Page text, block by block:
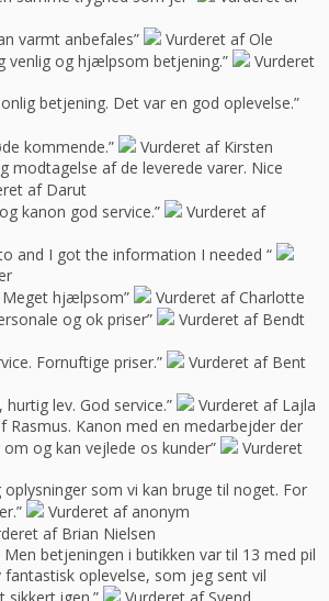
varmt anbefales”
Vurderet af Ole
venlig og hjælpsom betjening.”
Vurderet
betjening. Det var en god oplevelse.”
kommende.”
Vurderet af Kirsten
modtagelse af de leverede varer. Nice
af Darut
kanon god service.”
Vurderet af
and I got the information I needed “
Meget hjælpsom”
Vurderet af Charlotte
og ok priser”
Vurderet af Bendt
Fornuftige priser.”
Vurderet af Bent
lev. God service.”
Vurderet af Lajla
Rasmus. Kanon med en medarbejder der
og kan vejlede os kunder”
Vurderet
oplysninger som vi kan bruge til noget. For
Vurderet af anonym
af Brian Nielsen
betjeningen i butikken var til 13 med pil
oplevelse, som jeg sent vil